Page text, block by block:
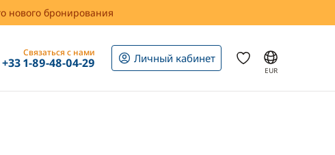
нового бронирования
Связаться с нами
+33 1-89-48-04-29 Личный кабинет
EUR